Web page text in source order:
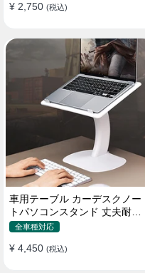
¥ 2,750 (税込)
車用テーブル カーデスクノー
トパソコンスタンド 丈夫耐用
調整可能 車内車外 多機能用
全車種対応
¥ 4,450 (税込)